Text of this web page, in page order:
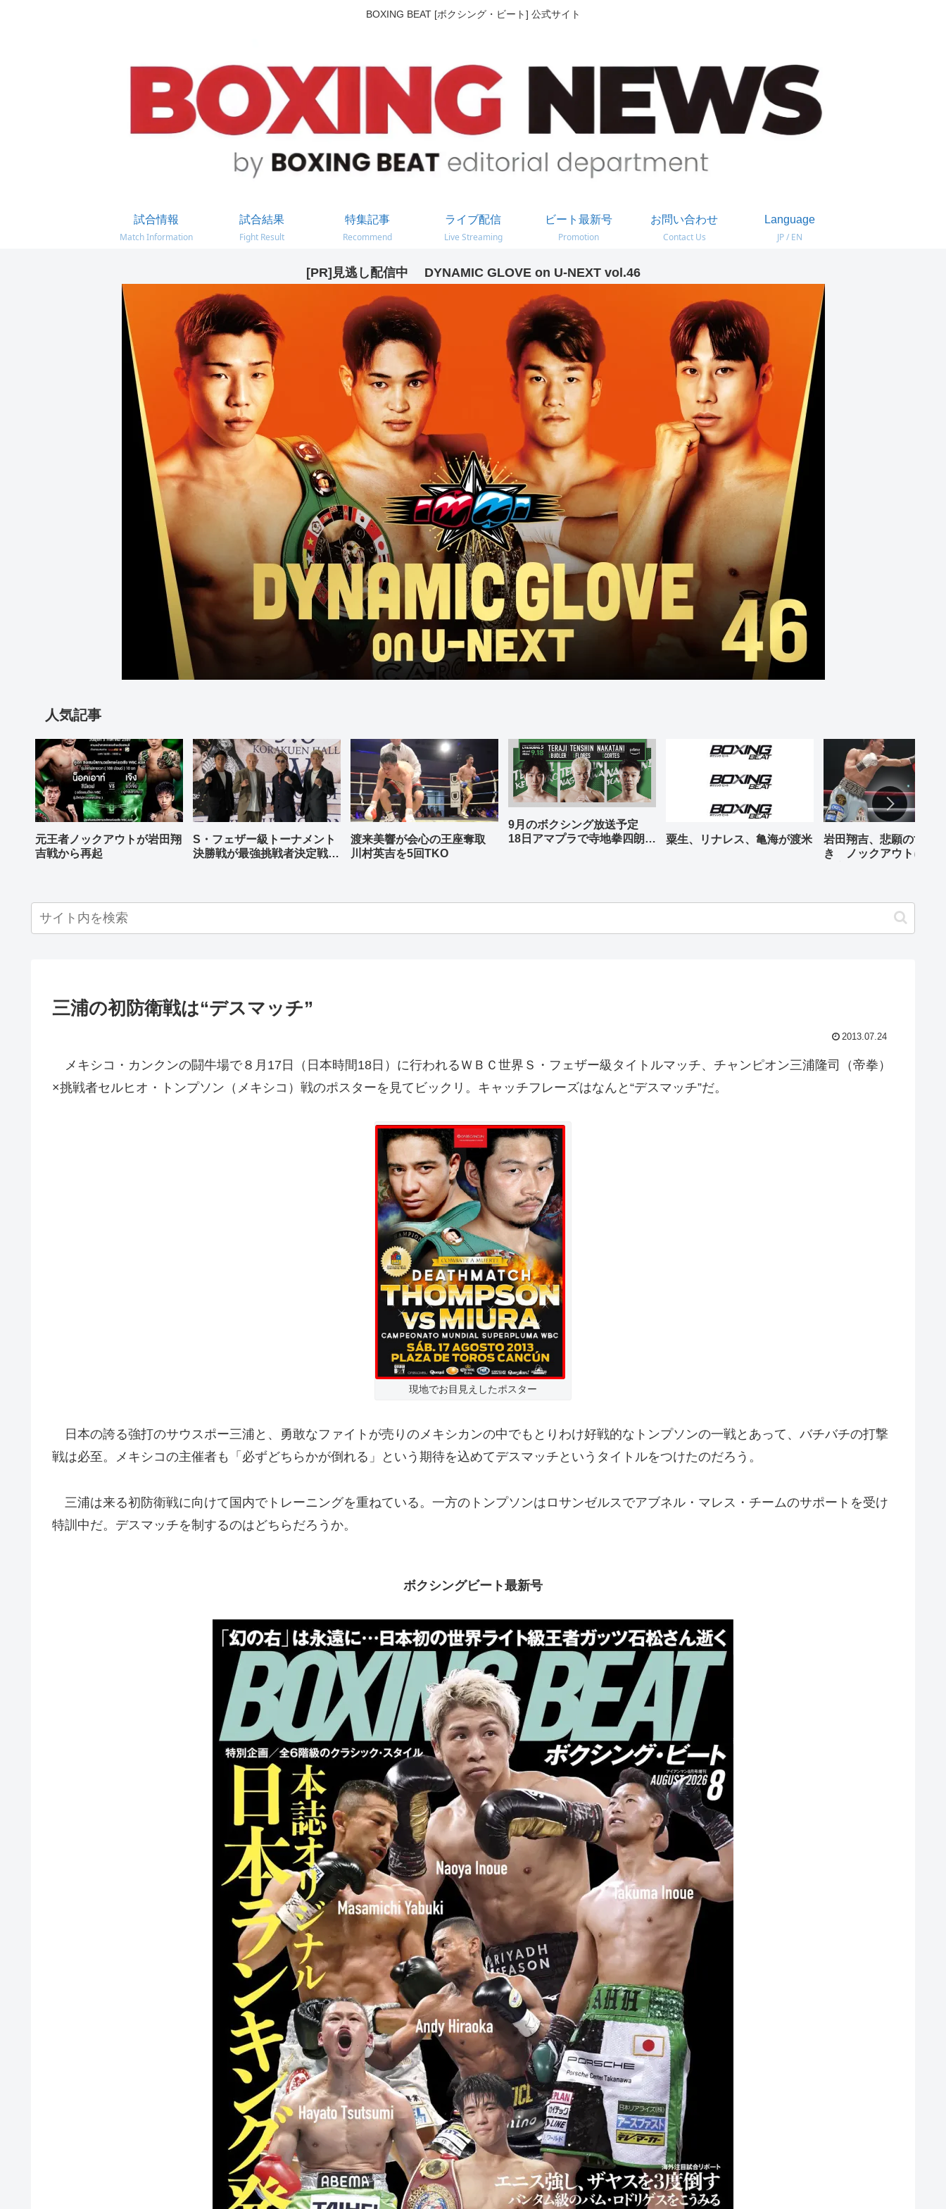
BOXING BEAT [ボクシング・ビート] 公式サイト
試合情報
Match Information
試合結果
Fight Result
特集記事
Recommend
ライブ配信
Live Streaming
ビート最新号
Promotion
お問い合わせ
Contact Us
Language
JP / EN
[PR]見逃し配信中 DYNAMIC GLOVE on U-NEXT vol.46
人気記事
元王者ノックアウトが岩田翔
吉戦から再起
S・フェザー級トーナメント
決勝戦が最強挑戦者決定戦兼
渡来美響が会心の王座奪取
川村英吉を5回TKO
9月のボクシング放送予定
18日アマプラで寺地拳四朗、
粟生、リナレス、亀海が渡米
岩田翔吉、悲願の世界
き ノックアウトに8回
三浦の初防衛戦は“デスマッチ”
2013.07.24
メキシコ・カンクンの闘牛場で８月17日（日本時間18日）に行われるＷＢＣ世界Ｓ・フェザー級タイトルマッチ、チャンピオン三浦隆司（帝拳）
×挑戦者セルヒオ・トンプソン（メキシコ）戦のポスターを見てビックリ。キャッチフレーズはなんと“デスマッチ”だ。
現地でお目見えしたポスター
日本の誇る強打のサウスポー三浦と、勇敢なファイトが売りのメキシカンの中でもとりわけ好戦的なトンプソンの一戦とあって、バチバチの打撃
戦は必至。メキシコの主催者も「必ずどちらかが倒れる」という期待を込めてデスマッチというタイトルをつけたのだろう。
三浦は来る初防衛戦に向けて国内でトレーニングを重ねている。一方のトンプソンはロサンゼルスでアブネル・マレス・チームのサポートを受け
特訓中だ。デスマッチを制するのはどちらだろうか。
ボクシングビート最新号